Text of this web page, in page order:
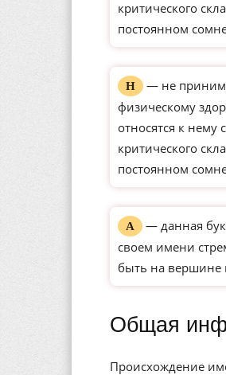
критического
постоянном
Н
— не
физическому
относятся к
критического
постоянном
А
— данная
своем имени
быть на вершине
Общая
Происхождение